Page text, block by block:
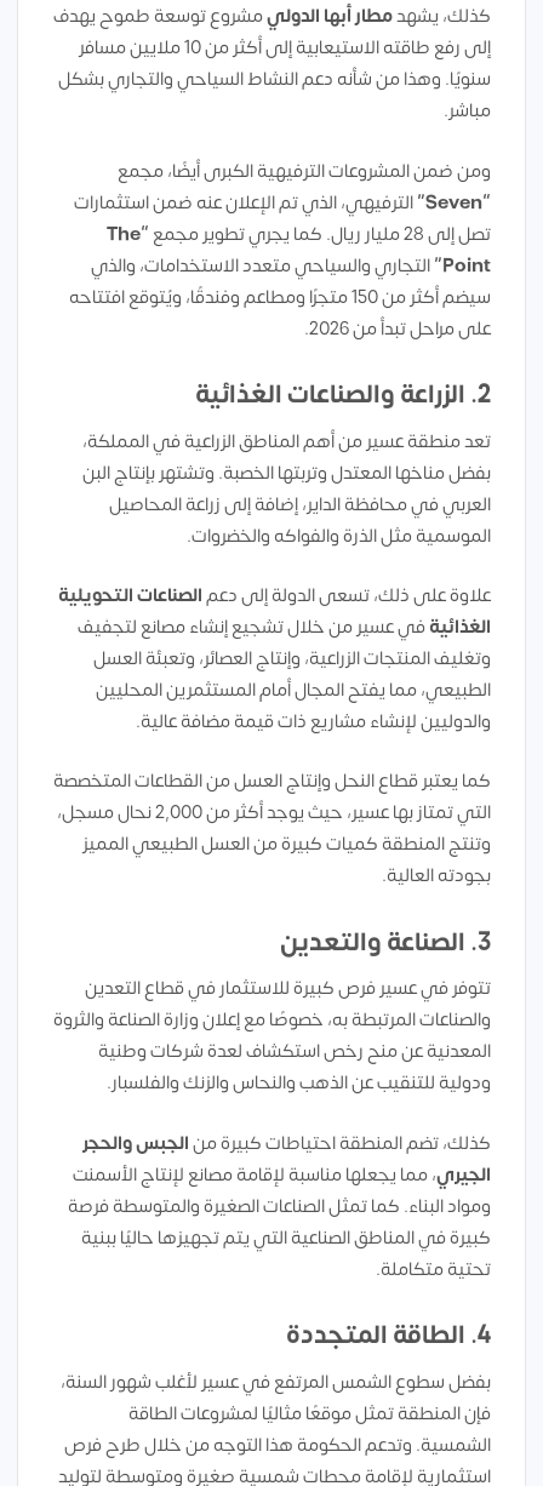
كذلك، يشهدمطار أبها الدوليمشروع توسعة طموح يهدف
إلى رفع طاقته الاستيعابية إلى أكثر من 10 ملايين مسافر
سنويًا. وهذا من شأنه دعم النشاط السياحي والتجاري بشكل
مباشر.
ومن ضمن المشروعات الترفيهية الكبرى أيضًا، مجمع
“Seven”
الترفيهي، الذي تم الإعلان عنه ضمن استثمارات
تصل إلى 28 مليار ريال. كما يجري تطوير مجمع
“The
Point” التجاري والسياحي متعدد الاستخدامات، والذي
سيضم أكثر من 150 متجرًا ومطاعم وفندقًا، ويُتوقع افتتاحه
على مراحل تبدأ من 2026.
2. الزراعة والصناعات الغذائية
تعد منطقة عسير من أهم المناطق الزراعية في المملكة،
بفضل مناخها المعتدل وتربتها الخصبة. وتشتهر بإنتاج البن
العربي في محافظة الداير، إضافة إلى زراعة المحاصيل
الموسمية مثل الذرة والفواكه والخضروات.
علاوة على ذلك، تسعى الدولة إلى دعمالصناعات التحويلية
الغذائيةفي عسير من خلال تشجيع إنشاء مصانع لتجفيف
وتغليف المنتجات الزراعية، وإنتاج العصائر، وتعبئة العسل
الطبيعي، مما يفتح المجال أمام المستثمرين المحليين
والدوليين لإنشاء مشاريع ذات قيمة مضافة عالية.
كما يعتبر قطاع النحل وإنتاج العسل من القطاعات المتخصصة
التي تمتاز بها عسير، حيث يوجد أكثر من 2,000 نحال مسجل،
وتنتج المنطقة كميات كبيرة من العسل الطبيعي المميز
بجودته العالية.
3. الصناعة والتعدين
تتوفر في عسير فرص كبيرة للاستثمار في قطاع التعدين
والصناعات المرتبطة به، خصوصًا مع إعلان وزارة الصناعة والثروة
المعدنية عن منح رخص استكشاف لعدة شركات وطنية
ودولية للتنقيب عن الذهب والنحاس والزنك والفلسبار.
كذلك، تضم المنطقة احتياطات كبيرة منالجبس والحجر
الجيري، مما يجعلها مناسبة لإقامة مصانع لإنتاج الأسمنت
ومواد البناء. كما تمثل الصناعات الصغيرة والمتوسطة فرصة
كبيرة في المناطق الصناعية التي يتم تجهيزها حاليًا ببنية
تحتية متكاملة.
4. الطاقة المتجددة
بفضل سطوع الشمس المرتفع في عسير لأغلب شهور السنة،
فإن المنطقة تمثل موقعًا مثاليًا لمشروعات الطاقة
الشمسية. وتدعم الحكومة هذا التوجه من خلال طرح فرص
استثمارية لإقامة محطات شمسية صغيرة ومتوسطة لتوليد